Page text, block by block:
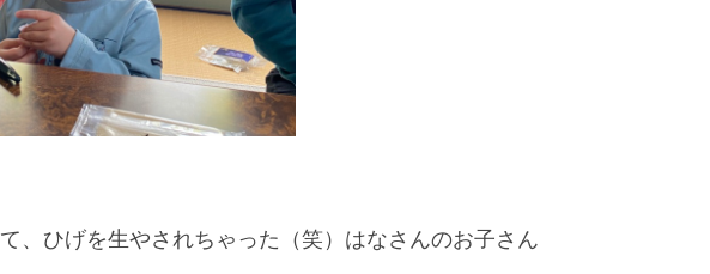
、ひげを生やされちゃった（笑）はなさんのお子さん